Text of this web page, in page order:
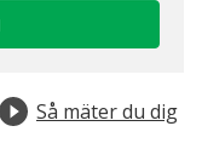
Så mäter du dig